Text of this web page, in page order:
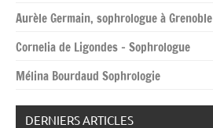
Aurèle Germain, sophrologue à Grenoble
Cornelia de Ligondes – Sophrologue
Mélina Bourdaud Sophrologie
DERNIERS ARTICLES